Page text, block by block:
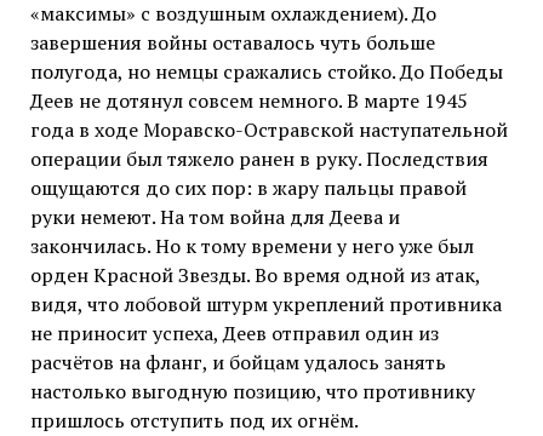
«максимы» с воздушным охлаждением). До
завершения войны оставалось чуть больше
полугода, но немцы сражались стойко. До Победы
Деев не дотянул совсем немного. В марте 1945
года в ходе Моравско-Остравской наступательной
операции был тяжело ранен в руку. Последствия
ощущаются до сих пор: в жару пальцы правой
руки немеют. На том война для Деева и
закончилась. Но к тому времени у него уже был
орден Красной Звезды. Во время одной из атак,
видя, что лобовой штурм укреплений противника
не приносит успеха, Деев отправил один из
расчётов на фланг, и бойцам удалось занять
настолько выгодную позицию, что противнику
пришлось отступить под их огнём.